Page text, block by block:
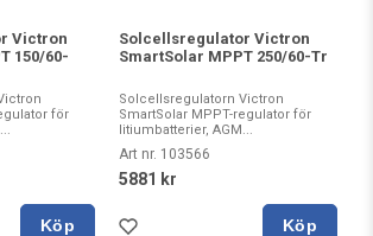
Victron
150/60-
för
Köp
Solcellsregulator Victron
SmartSolar MPPT 250/60-Tr
Solcellsregulatorn Victron
SmartSolar MPPT-regulator för
litiumbatterier, AGM...
Art nr. 103566
5881 kr
Köp